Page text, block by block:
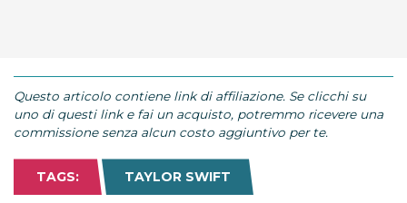
Questo articolo contiene link di affiliazione. Se clicchi su
uno di questi link e fai un acquisto, potremmo ricevere una
commissione senza alcun costo aggiuntivo per te.
TAGS: TAYLOR SWIFT